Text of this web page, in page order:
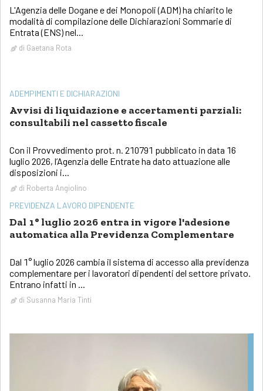
L'Agenzia delle Dogane e dei Monopoli (ADM) ha chiarito le
modalità di compilazione delle Dichiarazioni Sommarie di
Entrata (ENS) nel...
di Gaetana Rota
ADEMPIMENTI E DICHIARAZIONI
Avvisi di liquidazione e accertamenti parziali:
consultabili nel cassetto fiscale
Con il Provvedimento prot. n. 210791 pubblicato in data 16
luglio 2026, l’Agenzia delle Entrate ha dato attuazione alle
disposizioni i...
di Roberta Angiolino
PREVIDENZA LAVORO DIPENDENTE
Dal 1° luglio 2026 entra in vigore l'adesione
automatica alla Previdenza Complementare
Dal 1° luglio 2026 cambia il sistema di accesso alla previdenza
complementare per i lavoratori dipendenti del settore privato.
Entrano infatti in ...
di Susanna Maria Tinti